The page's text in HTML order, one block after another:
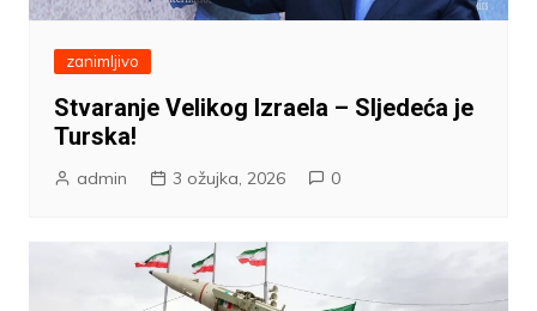
zanimljivo
Stvaranje Velikog Izraela – Sljedeća je
Turska!
admin 3 ožujka, 2026 0